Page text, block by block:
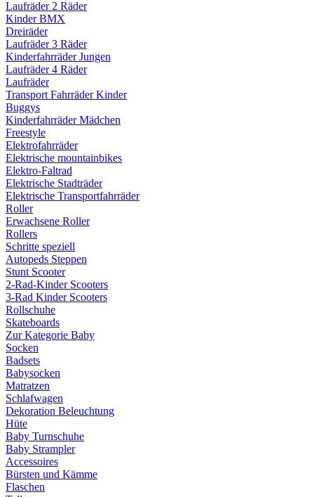
Laufräder 2 Räder
Kinder BMX
Dreiräder
Laufräder 3 Räder
Kinderfahrräder Jungen
Laufräder 4 Räder
Laufräder
Transport Fahrräder Kinder
Buggys
Kinderfahrräder Mädchen
Freestyle
Elektrofahrräder
Elektrische mountainbikes
Elektro-Faltrad
Elektrische Stadträder
Elektrische Transportfahrräder
Roller
Erwachsene Roller
Rollers
Schritte speziell
Autopeds Steppen
Stunt Scooter
2-Rad-Kinder Scooters
3-Rad Kinder Scooters
Rollschuhe
Skateboards
Zur Kategorie Baby
Socken
Badsets
Babysocken
Matratzen
Schlafwagen
Dekoration Beleuchtung
Hüte
Baby Turnschuhe
Baby Strampler
Accessoires
Bürsten und Kämme
Flaschen